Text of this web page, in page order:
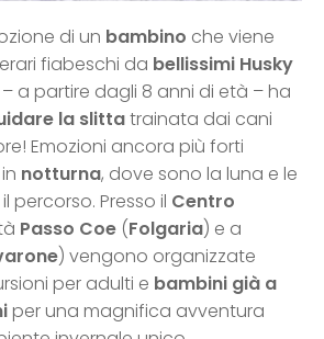
di un bambino che viene
fiabeschi da bellissimi Husky
a partire dagli 8 anni di età – ha
la slittatrainata dai cani
Emozioni ancora più forti
notturna, dove sono la luna e le
percorso. Presso il Centro
Passo Coe (Folgaria) e a
) vengono organizzate
per adulti e bambini già a
per una magnifica avventura